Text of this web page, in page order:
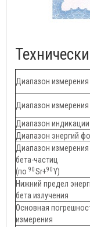
Диапазон
Диапазон
Диапазон
Диапазон энергий
Диапазон
бета-частиц
(по 90Sr+90Y)
Нижний предел
бета излучения
Основная
измерения